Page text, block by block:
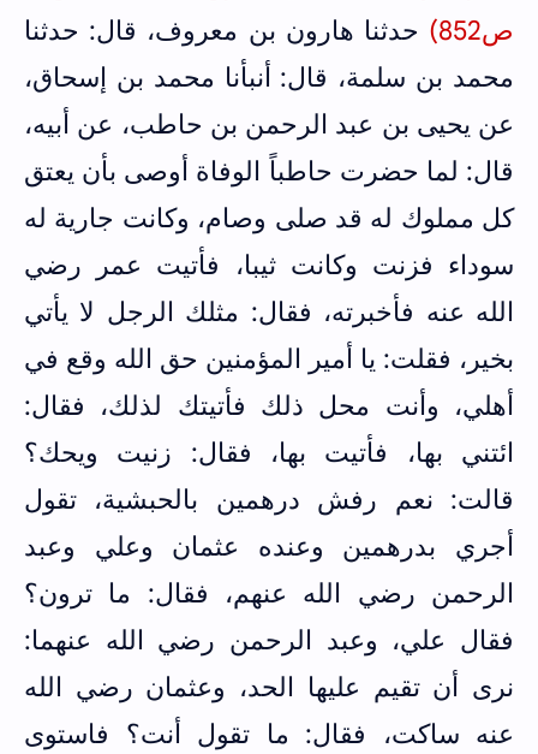
ص852)
حدثنا هارون بن معروف، قال: حدثنا
محمد بن سلمة، قال: أنبأنا محمد بن إسحاق،
عن يحيى بن عبد الرحمن بن حاطب، عن أبيه،
قال: لما حضرت حاطباً الوفاة أوصى بأن يعتق
كل مملوك له قد صلى وصام، وكانت جارية له
سوداء فزنت وكانت ثيبا، فأتيت عمر رضي
الله عنه فأخبرته، فقال: مثلك الرجل لا يأتي
بخير، فقلت: يا أمير المؤمنين حق الله وقع في
أهلي، وأنت محل ذلك فأتيتك لذلك، فقال:
ائتني بها، فأتيت بها، فقال: زنيت ويحك؟
قالت: نعم رفش درهمين بالحبشية، تقول
أجري بدرهمين وعنده عثمان وعلي وعبد
الرحمن رضي الله عنهم، فقال: ما ترون؟
فقال علي، وعبد الرحمن رضي الله عنهما:
نرى أن تقيم عليها الحد، وعثمان رضي الله
عنه ساكت، فقال: ما تقول أنت؟ فاستوى